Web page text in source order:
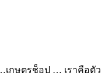
เกษตรช็อป … เราคือตัว